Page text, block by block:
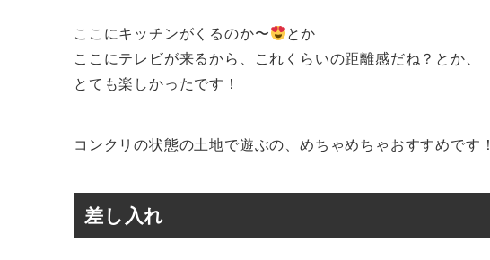
ここにキッチンがくるのか〜
とか
ここにテレビが来るから、これくらいの距離感だね？とか、
とても楽しかったです！
コンクリの状態の土地で遊ぶの、めちゃめちゃおすすめです！
差し入れ